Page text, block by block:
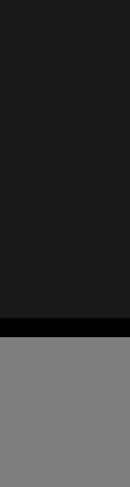
ventana)
ventana)